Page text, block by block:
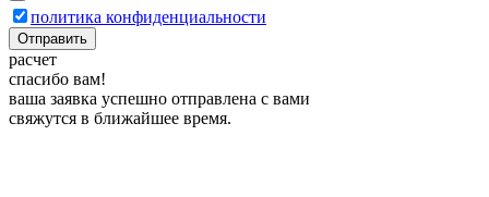
политика конфиденциальности
расчет
спасибо вам!
ваша заявка успешно отправлена с вами
свяжутся в ближайшее время.